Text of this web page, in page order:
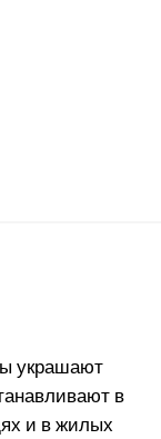
украшают
в
и в жилых